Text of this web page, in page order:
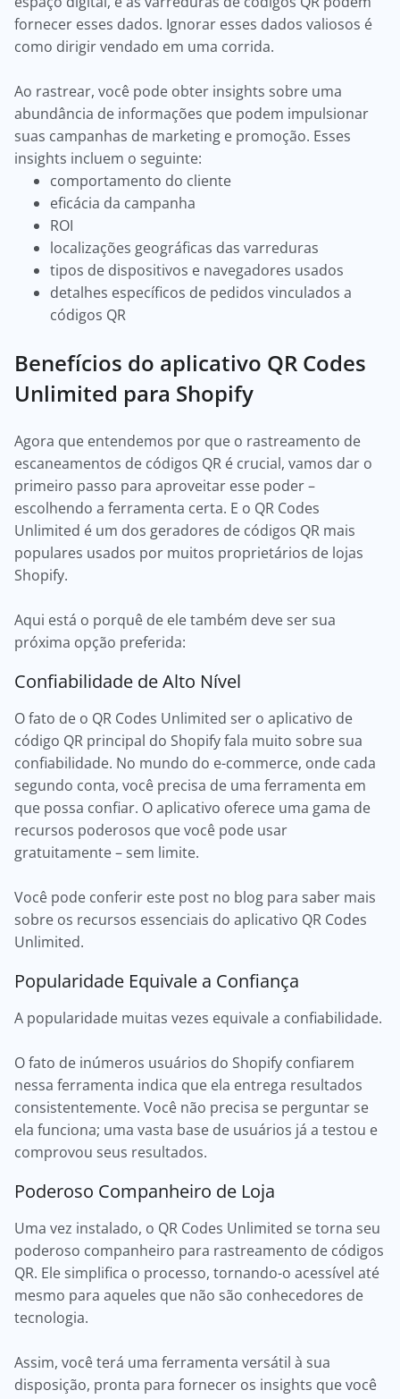
fornecer esses dados. Ignorar esses dados valiosos é
como dirigir vendado em uma corrida.
Ao rastrear, você pode obter insights sobre uma
abundância de informações que podem impulsionar
suas campanhas de marketing e promoção. Esses
insights incluem o seguinte:
comportamento do cliente
eficácia da campanha
ROI
localizações geográficas das varreduras
tipos de dispositivos e navegadores usados
detalhes específicos de pedidos vinculados a
códigos QR
Benefícios do aplicativo QR Codes
Unlimited para Shopify
Agora que entendemos por que o rastreamento de
escaneamentos de códigos QR é crucial, vamos dar o
primeiro passo para aproveitar esse poder –
escolhendo a ferramenta certa. E o QR Codes
Unlimited é um dos geradores de códigos QR mais
populares usados por muitos proprietários de lojas
Shopify.
Aqui está o porquê de ele também deve ser sua
próxima opção preferida:
Confiabilidade de Alto Nível
O fato de o QR Codes Unlimited ser o aplicativo de
código QR principal do Shopify fala muito sobre sua
confiabilidade. No mundo do e-commerce, onde cada
segundo conta, você precisa de uma ferramenta em
que possa confiar. O aplicativo oferece uma gama de
recursos poderosos que você pode usar
gratuitamente – sem limite.
Você pode conferir este post no blog para saber mais
sobre os recursos essenciais do aplicativo QR Codes
Unlimited.
Popularidade Equivale a Confiança
A popularidade muitas vezes equivale a confiabilidade.
O fato de inúmeros usuários do Shopify confiarem
nessa ferramenta indica que ela entrega resultados
consistentemente. Você não precisa se perguntar se
ela funciona; uma vasta base de usuários já a testou e
comprovou seus resultados.
Poderoso Companheiro de Loja
Uma vez instalado, o QR Codes Unlimited se torna seu
poderoso companheiro para rastreamento de códigos
QR. Ele simplifica o processo, tornando-o acessível até
mesmo para aqueles que não são conhecedores de
tecnologia.
Assim, você terá uma ferramenta versátil à sua
disposição, pronta para fornecer os insights que você